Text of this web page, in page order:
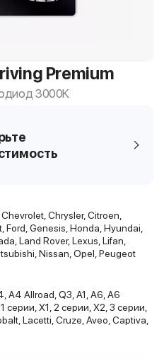
Premium
3000K
Chrysler, Citroen,
Ford, Genesis, Honda, Hyundai,
Land Rover, Lexus, Lifan,
Nissan, Opel, Peugeot
A4 Allroad, Q3, A1, A6, A6
серии, X1, 2 серии, X2, 3 серии,
Lacetti, Cruze, Aveo, Captiva,